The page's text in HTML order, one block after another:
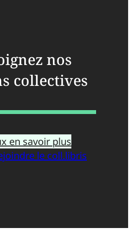
nos
collectives
en savoir plus
le coll.libris